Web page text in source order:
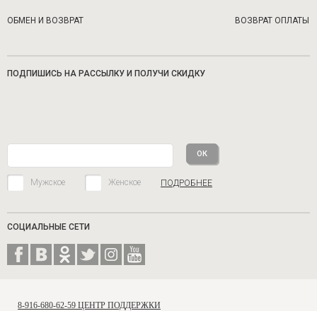
ОБМЕН И ВОЗВРАТ ВОЗВРАТ ОПЛАТЫ
ПОДПИШИСЬ НА РАССЫЛКУ И ПОЛУЧИ СКИДКУ
Мужское Женское ПОДРОБНЕЕ
СОЦИАЛЬНЫЕ СЕТИ
8-916-680-62-59 ЦЕНТР ПОДДЕРЖКИ